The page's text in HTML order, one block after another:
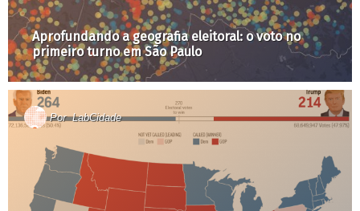
Aprofundando a geografia eleitoral: o voto no
primeiro turno em São Paulo
PorLabCidade